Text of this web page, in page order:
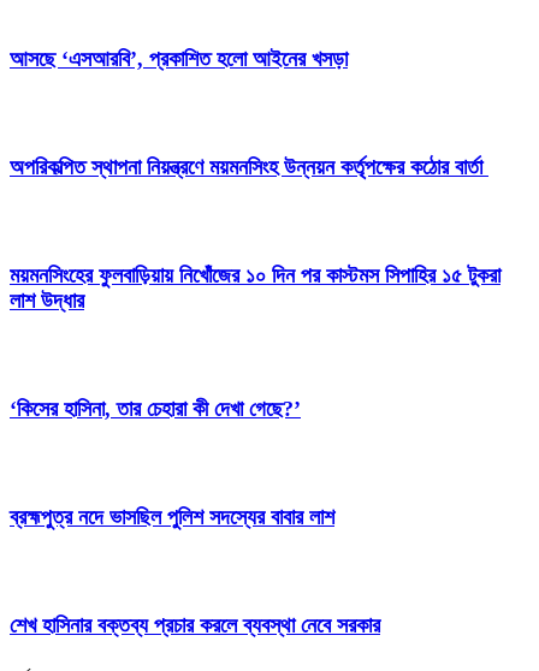
আসছে ‘এসআরবি’, প্রকাশিত হলো আইনের খসড়া
অপরিকল্পিত স্থাপনা নিয়ন্ত্রণে ময়মনসিংহ উন্নয়ন কর্তৃপক্ষের কঠোর বার্তা
ময়মনসিংহের ফুলবাড়িয়ায় নিখোঁজের ১০ দিন পর কাস্টমস সিপাহির ১৫ টুকরা
লাশ উদ্ধার
‘কিসের হাসিনা, তার চেহারা কী দেখা গেছে?’
ব্রহ্মপুত্র নদে ভাসছিল পুলিশ সদস্যের বাবার লাশ
শেখ হাসিনার বক্তব্য প্রচার করলে ব্যবস্থা নেবে সরকার